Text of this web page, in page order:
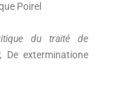
Poirel
du traité de
De exterminatione